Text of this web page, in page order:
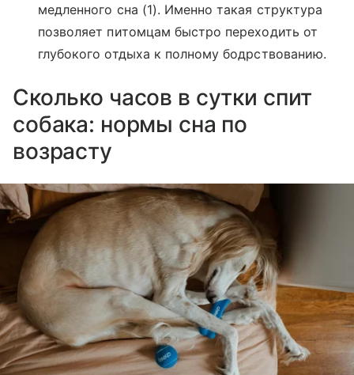
медленного сна (1). Именно такая структура
позволяет питомцам быстро переходить от
глубокого отдыха к полному бодрствованию.
Сколько часов в сутки спит
собака: нормы сна по
возрасту